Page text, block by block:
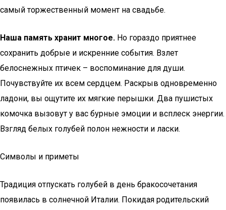
самый торжественный момент на свадьбе.
Наша память хранит многое. Но гораздо приятнее
сохранить добрые и искренние события. Взлет
белоснежных птичек – воспоминание для души.
Почувствуйте их всем сердцем. Раскрыв одновременно
ладони, вы ощутите их мягкие перышки. Два пушистых
комочка вызовут у вас бурные эмоции и всплеск энергии.
Взгляд белых голубей полон нежности и ласки.
Символы и приметы
Традиция отпускать голубей в день бракосочетания
появилась в солнечной Италии. Покидая родительский